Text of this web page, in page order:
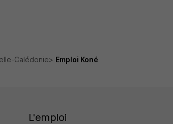
Calédonie Emploi Koné
L'emploi